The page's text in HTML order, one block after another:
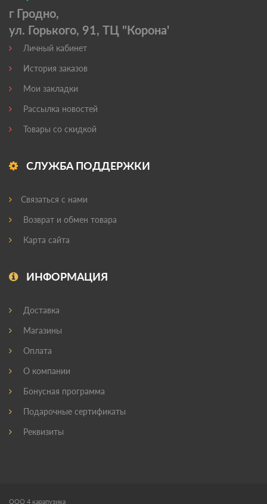
г Гродно,
ул. Горького, 91, ТЦ "Корона'
Личный кабинет
История заказов
Мои закладки
Рассылка новостей
Товары со скидкой
СЛУЖБА ПОДДЕРЖКИ
Связаться с нами
Возврат и обмен товара
Карта сайта
ИНФОРМАЦИЯ
Доставка
Магазины
Оплата
О компании
Бонусная программа
Подарочные сертификаты
Реквизиты
ООО 4 карапузика